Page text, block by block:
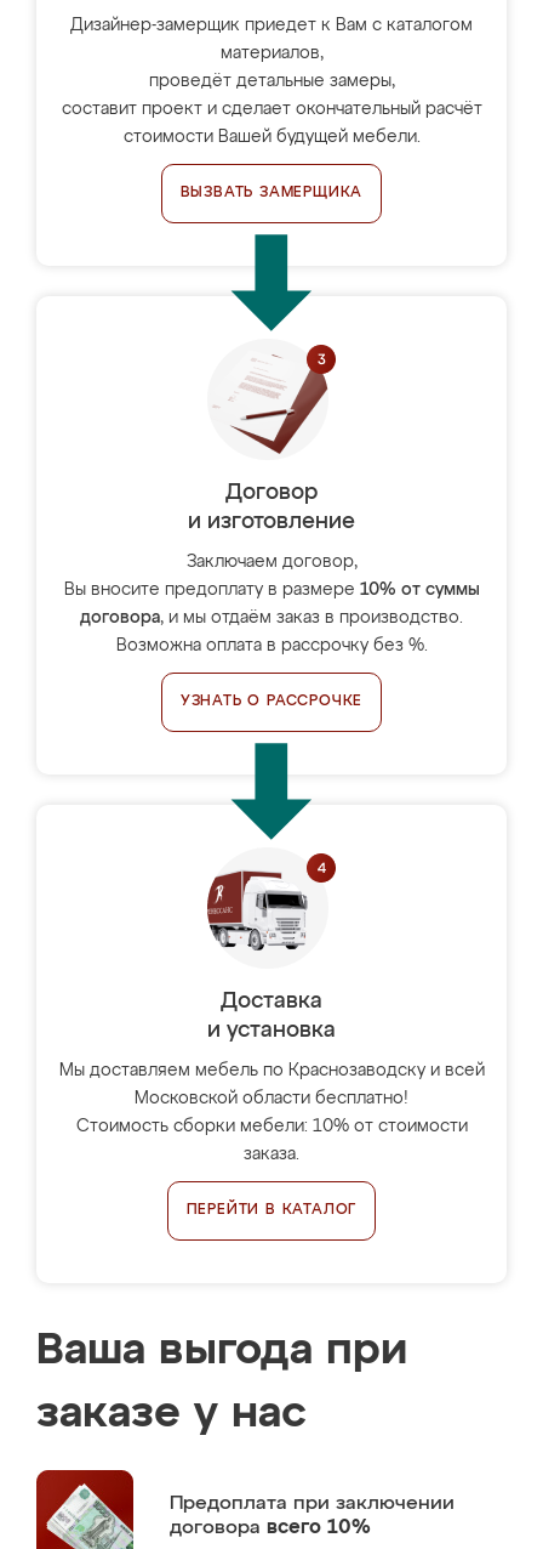
Дизайнер-замерщик приедет к Вам с каталогом
материалов,
проведёт детальные замеры,
составит проект и сделает окончательный расчёт
стоимости Вашей будущей мебели.
ВЫЗВАТЬ ЗАМЕРЩИКА
Договор
и изготовление
Заключаем договор,
Вы вносите предоплату в размере 10% от суммы
договора, и мы отдаём заказ в производство.
Возможна оплата в рассрочку без %.
УЗНАТЬ О РАССРОЧКЕ
Доставка
и установка
Мы доставляем мебель по Краснозаводску и всей
Московской области бесплатно!
Стоимость сборки мебели: 10% от стоимости
заказа.
ПЕРЕЙТИ В КАТАЛОГ
Ваша выгода при
заказе у нас
Предоплата при заключении
договора всего 10%